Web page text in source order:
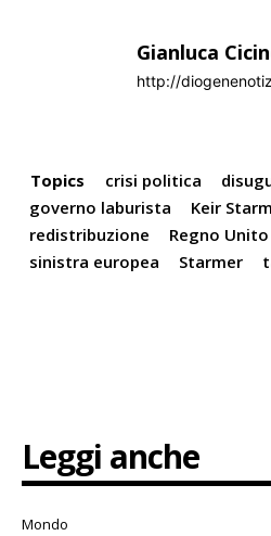
Gianluca
http://
Topics crisi politica
governo laburista
Keir
redistribuzione
Regno Unito
sinistra europea
Starmer
Leggi anche
Mondo